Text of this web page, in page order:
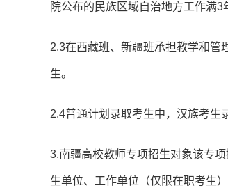
院公布的民族区域自治地方工作满3
2.3在西藏班、新疆班承担教学和管
生。
2.4普通计划录取考生中，汉族考生
3.南疆高校教师专项招生对象该专
生单位、工作单位（仅限在职考生